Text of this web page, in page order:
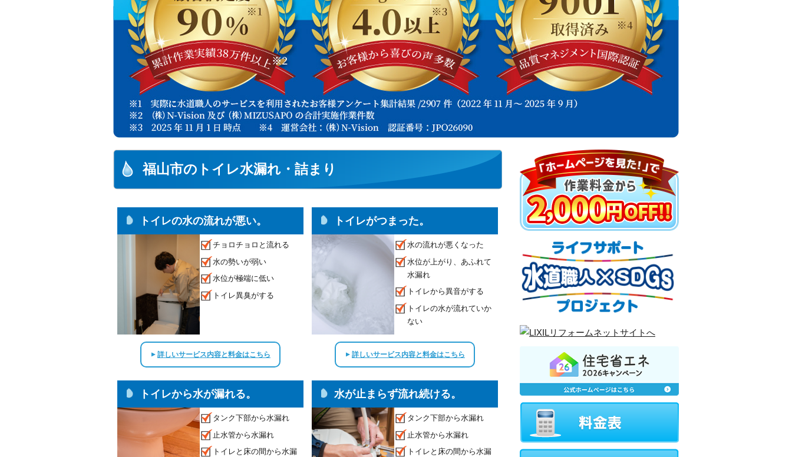
福山市のトイレ水漏れ・詰まり
トイレの水の流れが悪い。
チョロチョロと流れる
水の勢いが弱い
水位が極端に低い
トイレ異臭がする
▲詳しいサービス内容と料金はこちら
トイレがつまった。
水の流れが悪くなった
水位が上がり、あふれて
水漏れ
トイレから異音がする
トイレの水が流れていか
ない
▲詳しいサービス内容と料金はこちら
トイレから水が漏れる。
タンク下部から水漏れ
止水管から水漏れ
トイレと床の間から水漏
水が止まらず流れ続ける。
タンク下部から水漏れ
止水管から水漏れ
トイレと床の間から水漏